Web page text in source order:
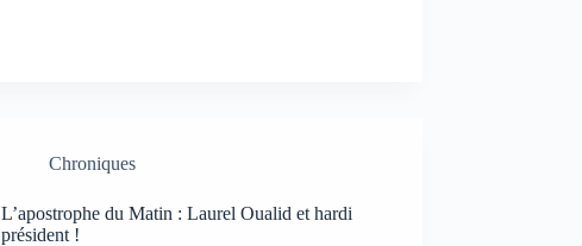
Chroniques
L’apostrophe du Matin : Laurel Oualid et hardi
président !